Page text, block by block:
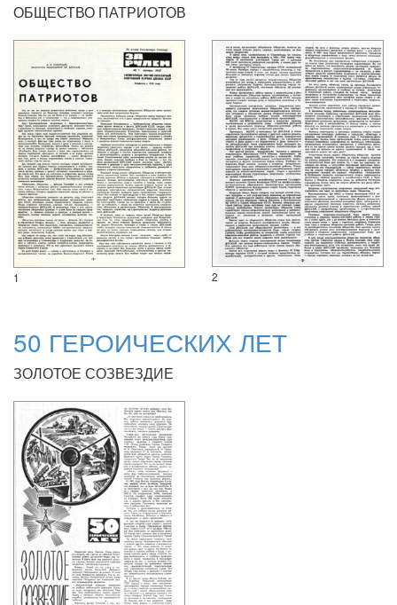
ОБЩЕСТВО ПАТРИОТОВ
1 2
50 ГЕРОИЧЕСКИХ ЛЕТ
ЗОЛОТОЕ СОЗВЕЗДИЕ